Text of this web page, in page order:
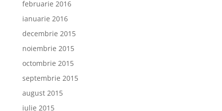
februarie 2016
ianuarie 2016
decembrie 2015
noiembrie 2015
octombrie 2015
septembrie 2015
august 2015
iulie 2015